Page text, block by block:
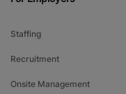
Staffing
Recruitment
Onsite Management